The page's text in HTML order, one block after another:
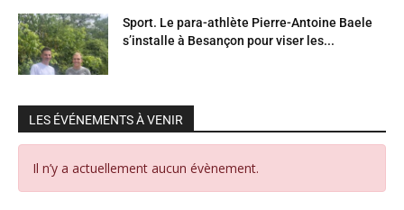
Sport. Le para-athlète Pierre-Antoine Baele
s’installe à Besançon pour viser les...
LES ÉVÉNEMENTS À VENIR
Il n’y a actuellement aucun évènement.